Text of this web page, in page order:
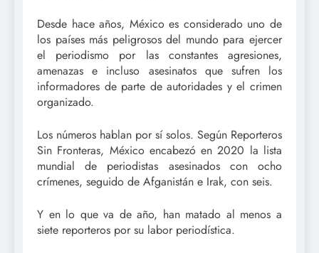
Desde hace años, México es considerado uno de
los países más peligrosos del mundo para ejercer
el periodismo por las constantes agresiones,
amenazas e incluso asesinatos que sufren los
informadores de parte de autoridades y el crimen
organizado.
Los números hablan por sí solos. Según Reporteros
Sin Fronteras, México encabezó en 2020 la lista
mundial de periodistas asesinados con ocho
crímenes, seguido de Afganistán e Irak, con seis.
Y en lo que va de año, han matado al menos a
siete reporteros por su labor periodística.